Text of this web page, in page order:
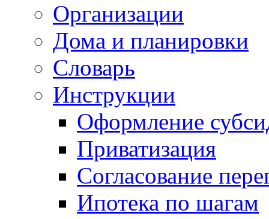
Организации
Дома и планировки
Словарь
Инструкции
Оформление
Приватизация
Согласование
Ипотека по шагам